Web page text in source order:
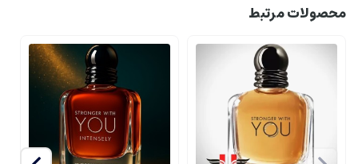
محصولات مرتبط